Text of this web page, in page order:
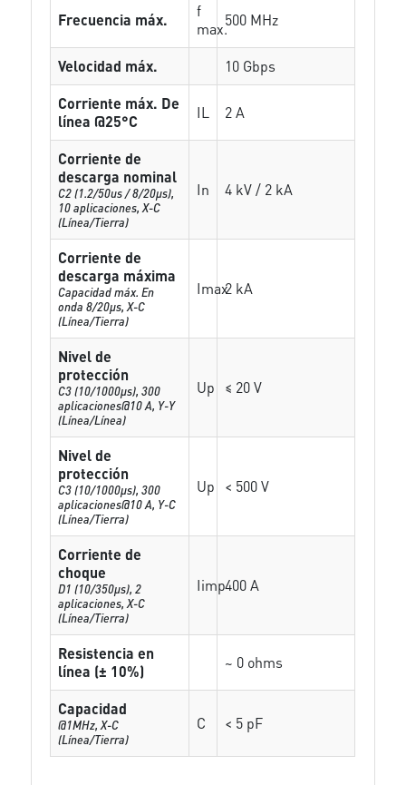
Frecuencia máx.
f
max.500 MHz
Velocidad máx.
10 Gbps
Corriente máx. De
línea @25°C
IL 2 A
Corriente de
descarga nominal
C2 (1.2/50us / 8/20µs),
10 aplicaciones, X-C
(Línea/Tierra)
In 4 kV / 2 kA
Corriente de
descarga máxima
Capacidad máx. En
onda 8/20µs, X-C
(Línea/Tierra)
Imax2 kA
Nivel de
protección
C3 (10/1000μs), 300
aplicaciones@10 A, Y-Y
(Línea/Línea)
Up ≤ 20 V
Nivel de
protección
C3 (10/1000μs), 300
aplicaciones@10 A, Y-C
(Línea/Tierra)
Up < 500 V
Corriente de
choque
D1 (10/350μs), 2
aplicaciones, X-C
(Línea/Tierra)
Iimp400 A
Resistencia en
línea (± 10%)
~ 0 ohms
Capacidad
@1MHz, X-C
(Línea/Tierra)
C < 5 pF